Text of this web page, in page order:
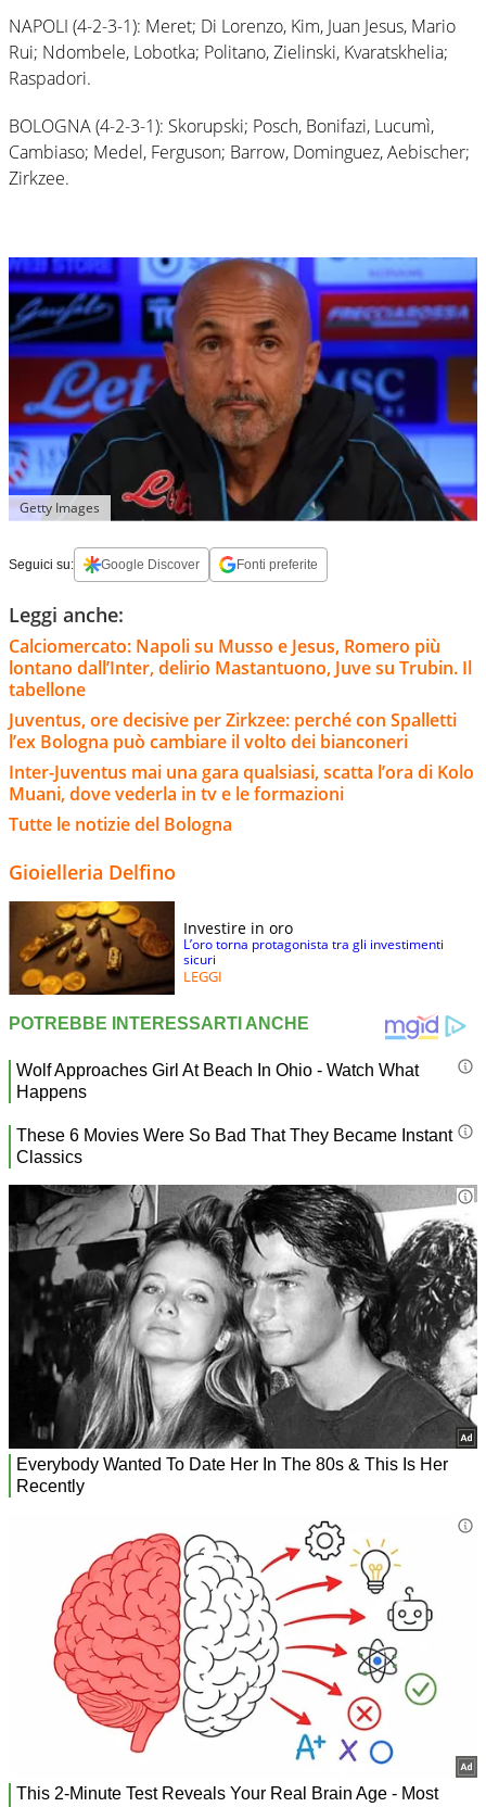
NAPOLI (4-2-3-1): Meret; Di Lorenzo, Kim, Juan Jesus, Mario
Rui; Ndombele, Lobotka; Politano, Zielinski, Kvaratskhelia;
Raspadori.
BOLOGNA (4-2-3-1): Skorupski; Posch, Bonifazi, Lucumì,
Cambiaso; Medel, Ferguson; Barrow, Dominguez, Aebischer;
Zirkzee.
Getty Images
Seguici su: Google Discover Fonti preferite
Leggi anche:
Calciomercato: Napoli su Musso e Jesus, Romero più
lontano dall’Inter, delirio Mastantuono, Juve su Trubin. Il
tabellone
Juventus, ore decisive per Zirkzee: perché con Spalletti
l’ex Bologna può cambiare il volto dei bianconeri
Inter-Juventus mai una gara qualsiasi, scatta l’ora di Kolo
Muani, dove vederla in tv e le formazioni
Tutte le notizie del Bologna
Gioielleria Delfino
Investire in oro
L’oro torna protagonista tra gli investimenti
sicuri
LEGGI